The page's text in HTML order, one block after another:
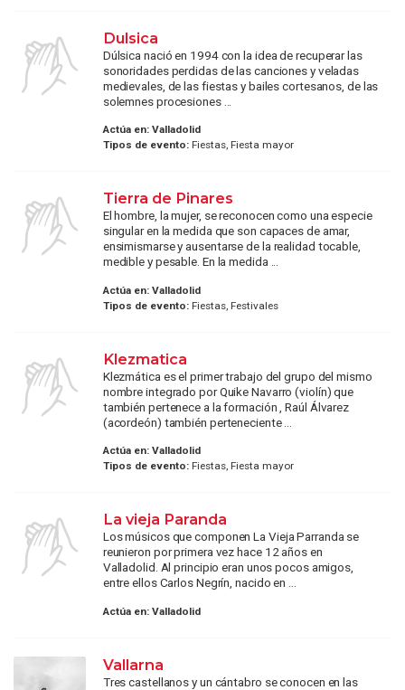
Dulsica
Dúlsica nació en 1994 con la idea de recuperar las
sonoridades perdidas de las canciones y veladas
medievales, de las fiestas y bailes cortesanos, de las
solemnes procesiones ...
Actúa en: Valladolid
Tipos de evento:Fiestas, Fiesta mayor
Tierra de Pinares
El hombre, la mujer, se reconocen como una especie
singular en la medida que son capaces de amar,
ensimismarse y ausentarse de la realidad tocable,
medible y pesable. En la medida ...
Actúa en: Valladolid
Tipos de evento:Fiestas, Festivales
Klezmatica
Klezmática es el primer trabajo del grupo del mismo
nombre integrado por Quike Navarro (violín) que
también pertenece a la formación , Raúl Álvarez
(acordeón) también perteneciente ...
Actúa en: Valladolid
Tipos de evento:Fiestas, Fiesta mayor
La vieja Paranda
Los músicos que componen La Vieja Parranda se
reunieron por primera vez hace 12 años en
Valladolid. Al principio eran unos pocos amigos,
entre ellos Carlos Negrín, nacido en ...
Actúa en: Valladolid
Vallarna
Tres castellanos y un cántabro se conocen en las